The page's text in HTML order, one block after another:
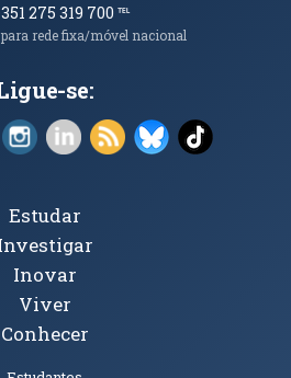
275 319 700℡
rede fixa/móvel nacional
se:
em nova janela)
em nova janela)
(abre em nova janela)
Instagram (abre em nova janela)
LinkedIn (abre em nova
RSS (abre em nova
Bluesky (abre
TikTok
Estudar
Inovar
Viver
Conhecer